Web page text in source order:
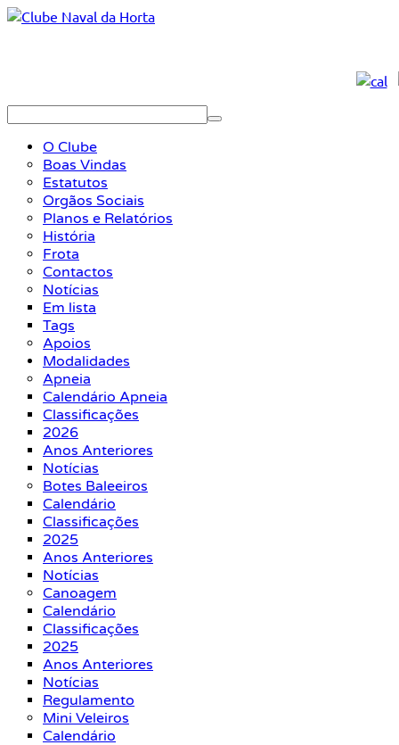
O Clube
Boas Vindas
Estatutos
Orgãos Sociais
Planos e Relatórios
História
Frota
Contactos
Notícias
Em lista
Tags
Apoios
Modalidades
Apneia
Calendário Apneia
Classificações
2026
Anos Anteriores
Notícias
Botes Baleeiros
Calendário
Classificações
2025
Anos Anteriores
Notícias
Canoagem
Calendário
Classificações
2025
Anos Anteriores
Notícias
Regulamento
Mini Veleiros
Calendário